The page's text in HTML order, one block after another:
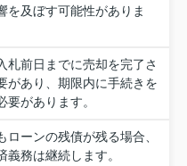
を及ぼす可能性がありま
札前日までに売却を完了さ
があり、期限内に手続きを
要があります。
ローンの残債が残る場合、
義務は継続します。